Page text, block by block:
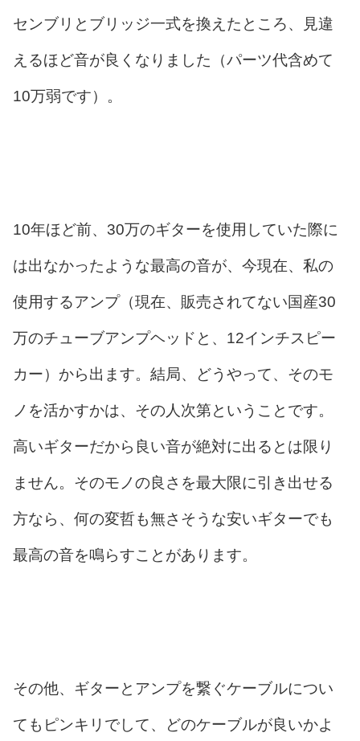
センブリとブリッジ一式を換えたところ、見違
えるほど音が良くなりました（パーツ代含めて
10万弱です）。
10年ほど前、30万のギターを使用していた際に
は出なかったような最高の音が、今現在、私の
使用するアンプ（現在、販売されてない国産30
万のチューブアンプヘッドと、12インチスピー
カー）から出ます。結局、どうやって、そのモ
ノを活かすかは、その人次第ということです。
高いギターだから良い音が絶対に出るとは限り
ません。そのモノの良さを最大限に引き出せる
方なら、何の変哲も無さそうな安いギターでも
最高の音を鳴らすことがあります。
その他、ギターとアンプを繋ぐケーブルについ
てもピンキリでして、どのケーブルが良いかよ